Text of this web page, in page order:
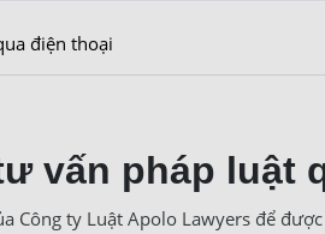
điện thoại
vấn pháp luật
Công ty Luật Apolo Lawyers để